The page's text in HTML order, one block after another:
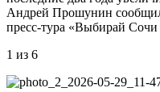
Андрей Прошунин
пресс-тура «Выбирай
1 из 6